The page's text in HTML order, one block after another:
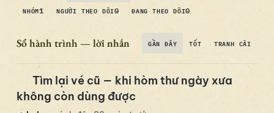
NHÓM1 NGƯỜI THEO DÕI0 ĐANG THEO DÕI0
Sổ hành trình — lời nhắn GẦN ĐÂY TỐT TRANH CÃI
Tìm lại vé cũ — khi hòm thư ngày xưa
không còn dùng được